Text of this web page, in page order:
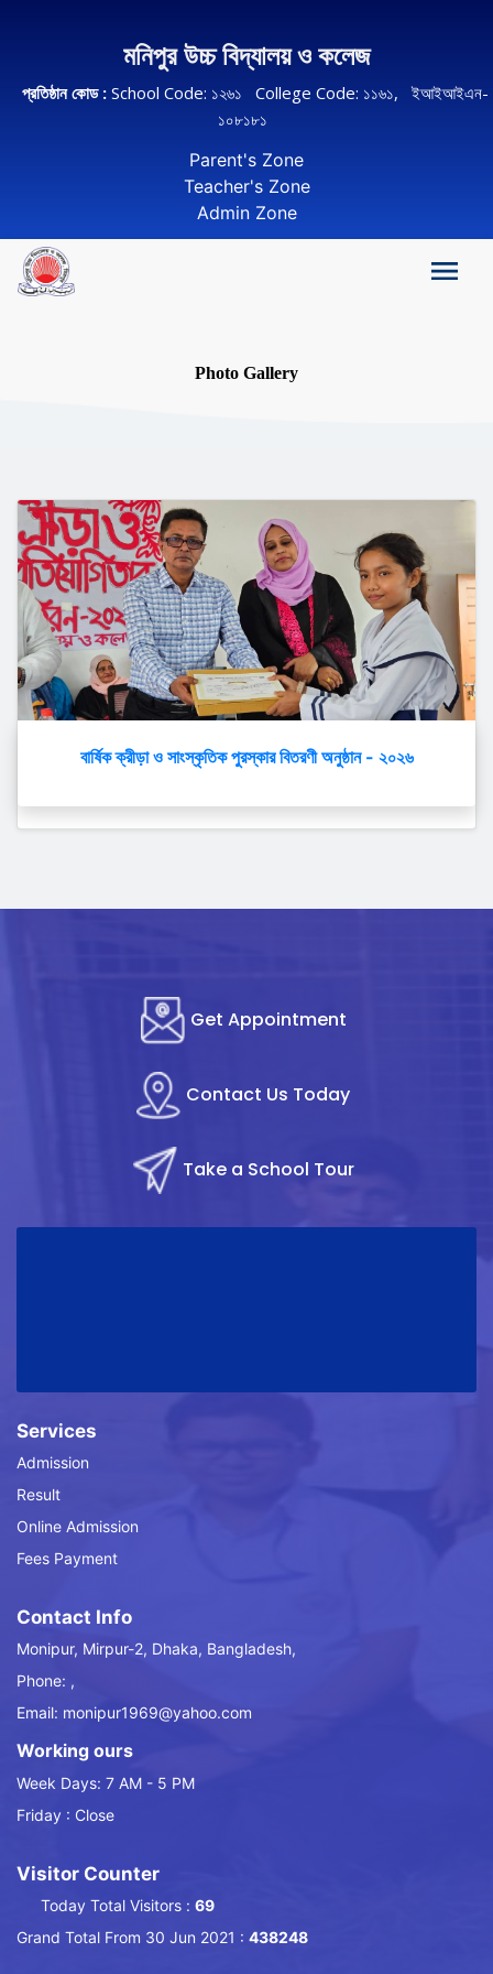
মনিপুর উচ্চ বিদ্যালয় ও কলেজ
প্রতিষ্ঠান কোড : School Code: ১২৬১ College Code: ১১৬১, ইআইআইএন-
১০৮১৮১
Parent's Zone
Teacher's Zone
Admin Zone
Photo Gallery
বার্ষিক ক্রীড়া ও সাংস্কৃতিক পুরস্কার বিতরণী অনুষ্ঠান - ২০২৬
Get Appointment
Contact Us Today
Take a School Tour
Services
Admission
Result
Online Admission
Fees Payment
Contact Info
Monipur, Mirpur-2, Dhaka, Bangladesh,
Phone: ,
Email: monipur1969@yahoo.com
Working ours
Week Days: 7 AM - 5 PM
Friday : Close
Visitor Counter
Today Total Visitors : 69
Grand Total From 30 Jun 2021 : 438248